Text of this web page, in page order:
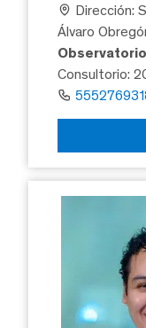
Dirección:
Álvaro
Consultorio: